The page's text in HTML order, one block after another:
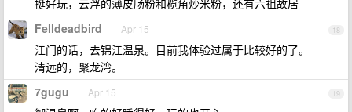
挺好玩，云浮的薄皮肠粉和榄角炒米粉，还有六祖故居
18
Felldeadbird Apr 15
江门的话，去锦江温泉。目前我体验过属于比较好的了。
清远的，聚龙湾。
19
7gugu Apr 15